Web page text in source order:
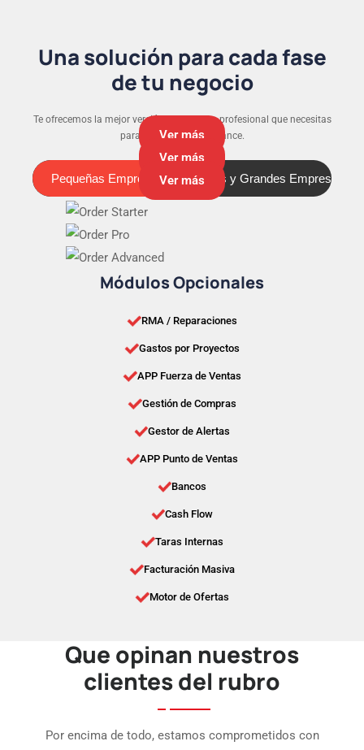
Una solución para cada fase
de tu negocio
Te ofrecemos la mejor versión y el soporte profesional que necesitas
para que tu negocio avance.
Pequeñas Empresas
Pequeñas Empresas Medianas y Grandes Empresas
Ver más
Ver más
Ver más
Módulos Opcionales
RMA / Reparaciones
Gastos por Proyectos
APP Fuerza de Ventas
Gestión de Compras
Gestor de Alertas
APP Punto de Ventas
Bancos
Cash Flow
Taras Internas
Facturación Masiva
Motor de Ofertas
Que opinan nuestros
clientes del rubro
Por encima de todo, estamos comprometidos con